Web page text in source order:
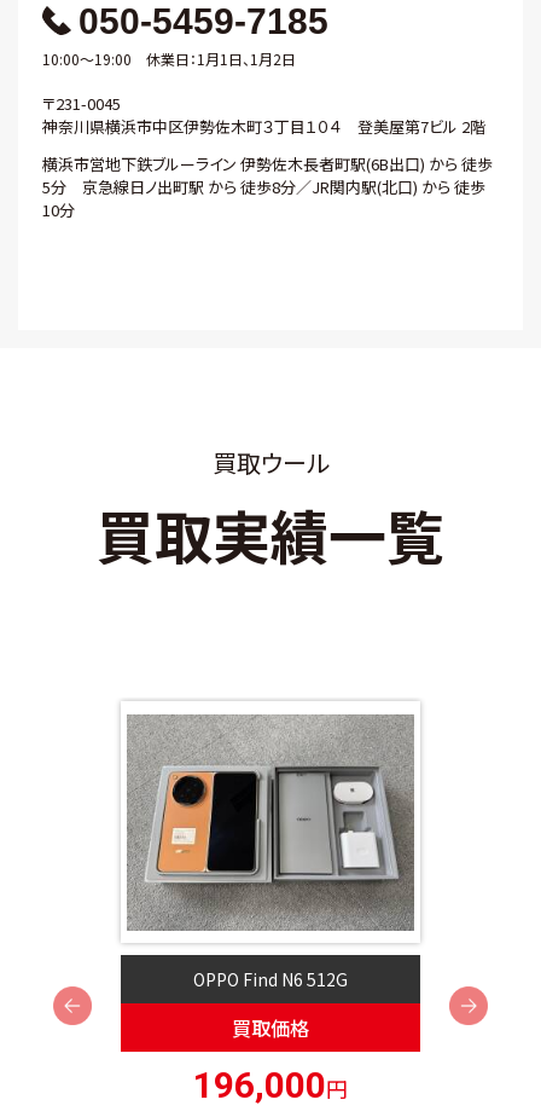
050-5459-7185
10:00～19:00 休業日：1月1日、1月2日
〒231-0045
神奈川県横浜市中区伊勢佐木町３丁目１０４ 登美屋第7ビル 2階
横浜市営地下鉄ブルーライン 伊勢佐木長者町駅(6B出口) から 徒歩
5分 京急線日ノ出町駅 から 徒歩8分／JR関内駅(北口) から 徒歩
10分
買取ウール
買取実績一覧
OPPO Find N6 512G
買取価格
196,000円
Next